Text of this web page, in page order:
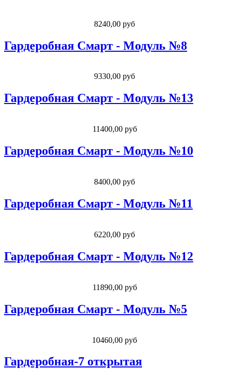
8240,00 руб
Гардеробная Смарт - Модуль №8
9330,00 руб
Гардеробная Смарт - Модуль №13
11400,00 руб
Гардеробная Смарт - Модуль №10
8400,00 руб
Гардеробная Смарт - Модуль №11
6220,00 руб
Гардеробная Смарт - Модуль №12
11890,00 руб
Гардеробная Смарт - Модуль №5
10460,00 руб
Гардеробная-7 открытая